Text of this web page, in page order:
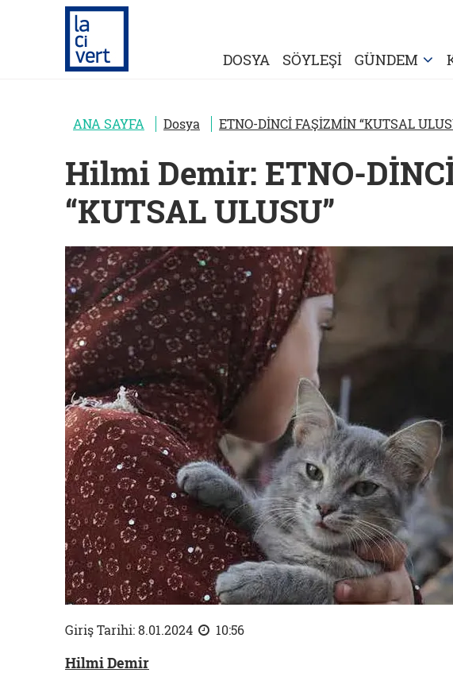
DOSYA SÖYLEŞİ GÜNDEM
ANA SAYFA Dosya ETNO-DİNCİ FAŞİZMİN “KUTSAL
Hilmi Demir: ETNO-
“KUTSAL ULUSU”
Giriş Tarihi: 8.01.2024 10:56
Hilmi Demir